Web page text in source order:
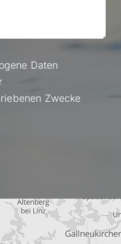
Daten
Zwecke